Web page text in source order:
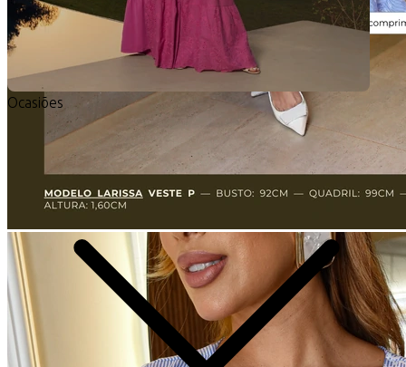
Ocasiões